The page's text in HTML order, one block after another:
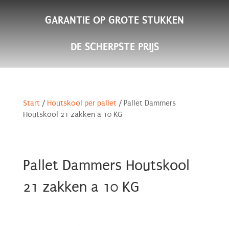
GARANTIE OP GROTE STUKKEN
DE SCHERPSTE PRIJS
Start/ Houtskool per pallet/ Pallet Dammers
Houtskool 21 zakken a 10 KG
Pallet Dammers Houtskool
21 zakken a 10 KG